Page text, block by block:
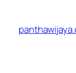
konten